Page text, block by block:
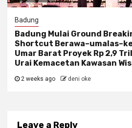
Badung
Badung Mulai Ground
Shortcut
Umar Barat Proyek Rp 2,9
Urai Kemacetan Kawasan
2 weeks ago deni oke
Leave a Reply